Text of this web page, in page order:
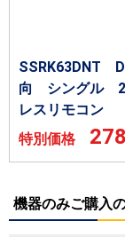
SSRK63DNT
向 シングル
レスリモコン
特別価格
機器のみご購入